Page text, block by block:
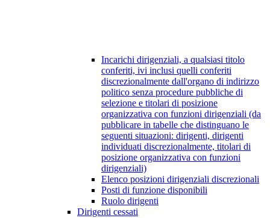
Incarichi dirigenziali, a qualsiasi titolo
conferiti, ivi inclusi quelli conferiti
discrezionalmente dall'organo di indirizzo
politico senza procedure pubbliche di
selezione e titolari di posizione
organizzativa con funzioni dirigenziali (da
pubblicare in tabelle che distinguano le
seguenti situazioni: dirigenti, dirigenti
individuati discrezionalmente, titolari di
posizione organizzativa con funzioni
dirigenziali)
Elenco posizioni dirigenziali discrezionali
Posti di funzione disponibili
Ruolo dirigenti
Dirigenti cessati